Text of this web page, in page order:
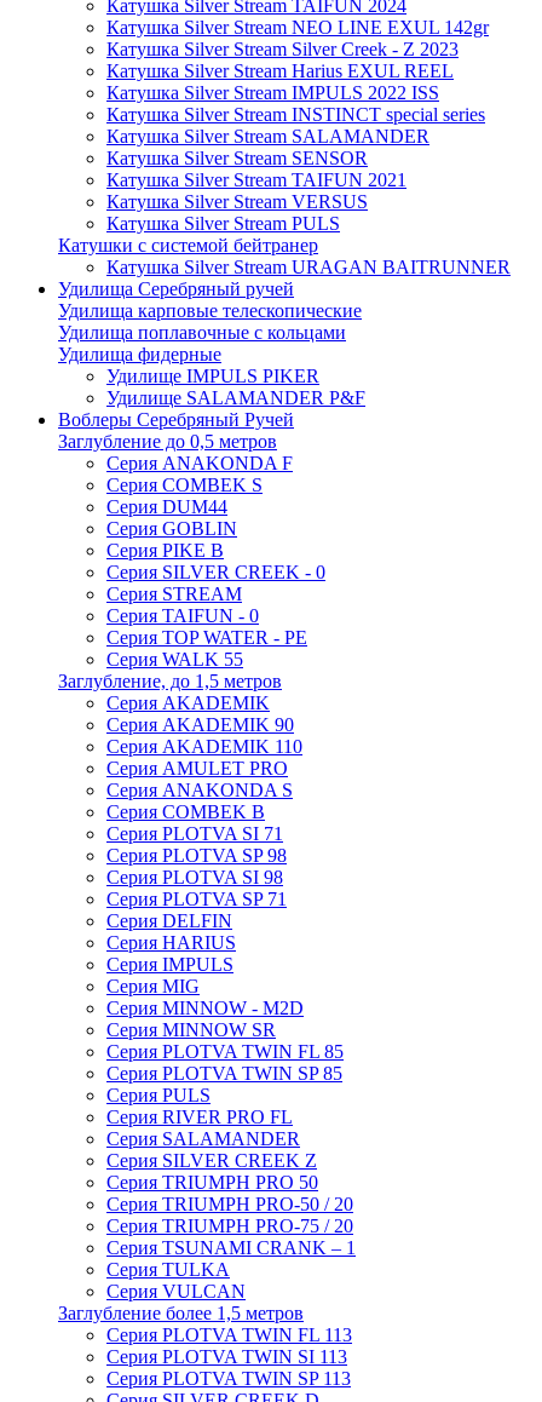
Катушка Silver Stream TAIFUN 2024
Катушка Silver Stream NEO LINE EXUL 142gr
Катушка Silver Stream Silver Creek - Z 2023
Катушка Silver Stream Harius EXUL REEL
Катушка Silver Stream IMPULS 2022 ISS
Катушка Silver Stream INSTINCT special series
Катушка Silver Stream SALAMANDER
Катушка Silver Stream SENSOR
Катушка Silver Stream TAIFUN 2021
Катушка Silver Stream VERSUS
Катушка Silver Stream PULS
Катушки с системой бейтранер
Катушка Silver Stream URAGAN BAITRUNNER
Удилища Серебряный ручей
Удилища карповые телескопические
Удилища поплавочные с кольцами
Удилища фидерные
Удилище IMPULS PIKER
Удилище SALAMANDER P&F
Воблеры Серебряный Ручей
Заглубление до 0,5 метров
Серия ANAKONDA F
Серия COMBEK S
Серия DUM44
Серия GOBLIN
Серия PIKE B
Серия SILVER CREEK - 0
Серия STREAM
Серия TAIFUN - 0
Серия TOP WATER - PE
Серия WALK 55
Заглубление, до 1,5 метров
Серия AKADEMIK
Серия AKADEMIK 90
Серия AKADEMIK 110
Серия AMULET PRO
Серия ANAKONDA S
Серия COMBEK B
Серия PLOTVA SI 71
Серия PLOTVA SP 98
Серия PLOTVA SI 98
Серия PLOTVA SP 71
Серия DELFIN
Серия HARIUS
Серия IMPULS
Серия MIG
Серия MINNOW - M2D
Серия MINNOW SR
Серия PLOTVA TWIN FL 85
Серия PLOTVA TWIN SP 85
Серия PULS
Серия RIVER PRO FL
Серия SALAMANDER
Серия SILVER CREEK Z
Серия TRIUMPH PRO 50
Серия TRIUMPH PRO-50 / 20
Серия TRIUMPH PRO-75 / 20
Серия TSUNAMI CRANK – 1
Серия TULKA
Серия VULCAN
Заглубление более 1,5 метров
Серия PLOTVA TWIN FL 113
Серия PLOTVA TWIN SI 113
Серия PLOTVA TWIN SP 113